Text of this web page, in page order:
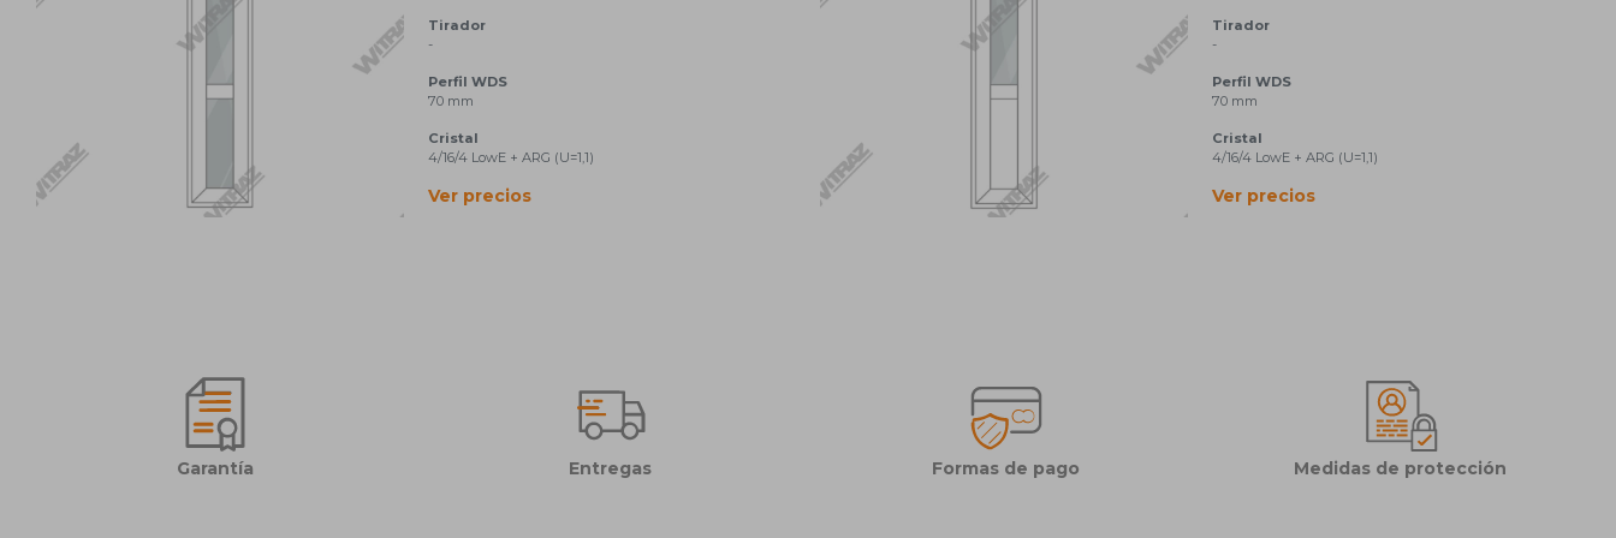
¡Anímese y contáctenos hoy mismo!
Tirador
-
Perfil WDS
70 mm
Cristal
4/16/4 LowE + ARG (U=1,1)
Ver precios
Tirador
-
Perfil WDS
70 mm
Cristal
4/16/4 LowE + ARG (U=1,1)
Ver precios
Garantía Entregas Formas de pago Medidas de protección